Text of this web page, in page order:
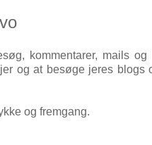
kommentarer, mails og
og at besøge jeres blogs
og fremgang.